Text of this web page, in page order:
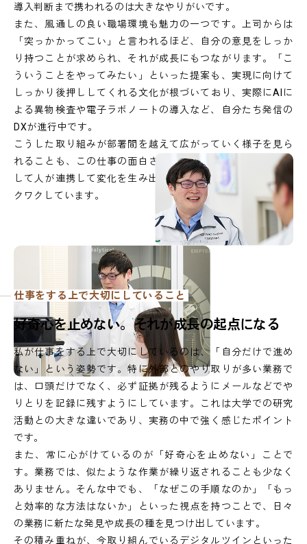
導入判断まで携われるのは大きなやりがいです。
また、風通しの良い職場環境も魅力の一つです。上司からは
「突っかかってこい」と言われるほど、自分の意見をしっか
り持つことが求められ、それが成長にもつながります。「こ
ういうことをやってみたい」といった提案も、実現に向けて
しっかり後押ししてくれる文化が根づいており、実際にAIに
よる異物検査や電子ラボノートの導入など、自分たち発信の
DXが進行中です。
こうした取り組みが部署間を越えて広がっていく様子を見ら
れることも、この仕事の面白さの一つです。技術と現場、そ
して人が連携して変化を生み出していくプロセスに、常にワ
クワクしています。
仕事をする上で大切にしていること
好奇心を止めない。それが成長の起点になる
私が仕事をする上で大切にしているのは、「自分だけで進め
ない」という姿勢です。特に外部とのやり取りが多い業務で
は、口頭だけでなく、必ず証拠が残るようにメールなどでや
りとりを記録に残すようにしています。これは大学での研究
活動との大きな違いであり、実務の中で強く感じたポイント
です。
また、常に心がけているのが「好奇心を止めない」ことで
す。業務では、似たような作業が繰り返されることも少なく
ありません。そんな中でも、「なぜこの手順なのか」「もっ
と効率的な方法はないか」といった視点を持つことで、日々
の業務に新たな発見や成長の種を見つけ出しています。
その積み重ねが、今取り組んでいるデジタルツインといった